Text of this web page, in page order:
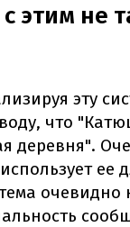
этим не
эту
что
деревня".
ее
очевидно